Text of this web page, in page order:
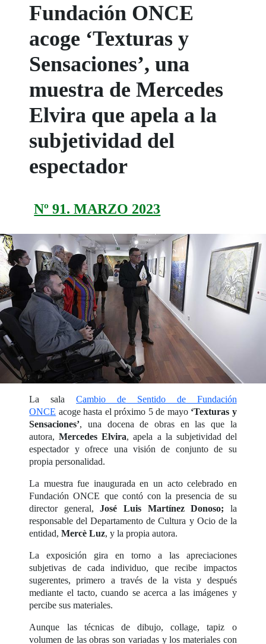
Fundación ONCE
acoge ‘Texturas y
Sensaciones’, una
muestra de Mercedes
Elvira que apela a la
subjetividad del
espectador
Nº 91. MARZO 2023
La salaCambio de Sentido de Fundación
ONCE acoge hasta el próximo 5 de mayo ‘Texturas y
Sensaciones’, una docena de obras en las que la
autora,Mercedes Elvira, apela a la subjetividad del
espectador y ofrece una visión de conjunto de su
propia personalidad.
La muestra fue inaugurada en un acto celebrado en
Fundación ONCE que contó con la presencia de su
director general,José Luis Martínez Donoso; la
responsable del Departamento de Cultura y Ocio de la
entidad,Mercè Luz, y la propia autora.
La exposición gira en torno a las apreciaciones
subjetivas de cada individuo, que recibe impactos
sugerentes, primero a través de la vista y después
mediante el tacto, cuando se acerca a las imágenes y
percibe sus materiales.
Aunque las técnicas de dibujo, collage, tapiz o
volumen de las obras son variadas y los materiales con